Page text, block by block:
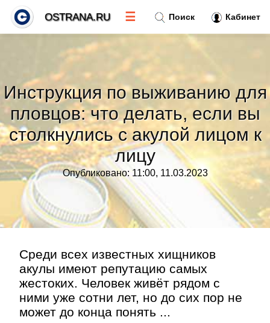
Инструкция по выживанию для
пловцов: что делать, если вы
столкнулись с акулой лицом к
лицу
Опубликовано: 11:00, 11.03.2023
Среди всех известных хищников
акулы имеют репутацию самых
жестоких. Человек живёт рядом с
ними уже сотни лет, но до сих пор не
может до конца понять ...
Поиск Кабинет
OSTRANA.RU ☰
Тренды новостей
Рубрики»
Правила»
Контакт»